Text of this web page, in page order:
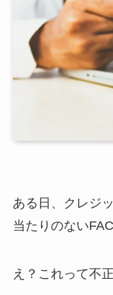
ある日、クレジ
当たりのない
え？これって不